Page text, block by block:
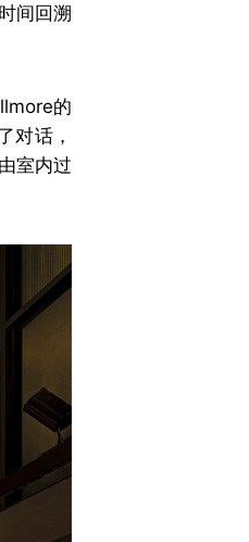
间回溯
的
对话，
室内过